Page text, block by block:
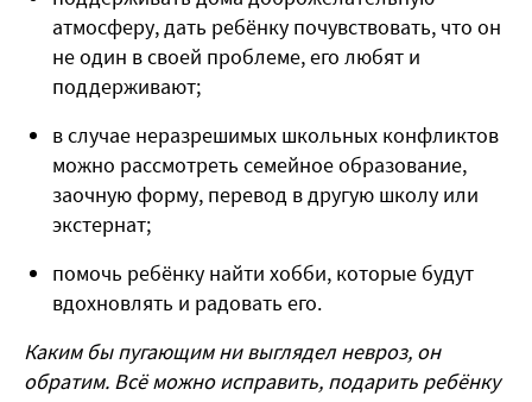
атмосферу, дать ребёнку почувствовать, что он
не один в своей проблеме, его любят и
поддерживают;
в случае неразрешимых школьных конфликтов
можно рассмотреть семейное образование,
заочную форму, перевод в другую школу или
экстернат;
помочь ребёнку найти хобби, которые будут
вдохновлять и радовать его.
Каким бы пугающим ни выглядел невроз, он
обратим. Всё можно исправить, подарить ребёнку